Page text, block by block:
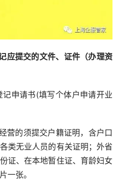
应提交的文件、证件（办理资
申请书(填写个体户申请开业
营的须提交户籍证明，含户口
类无业人员的有关证明；外省
证、在本地暂住证、育龄妇女
一张。